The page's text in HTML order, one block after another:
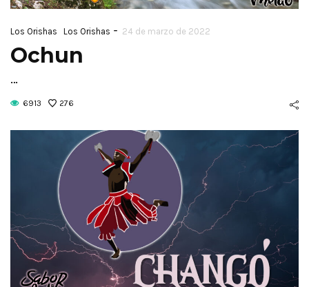
Los Orishas Los Orishas - 24 de marzo de 2022
Ochun
…
6913 276